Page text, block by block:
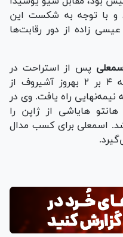
و با توجه به شکست این
زاده از دور رقابت‌ها
پس از استراحت در
دور نخست، در دور دوم با نتیجه ۴ بر ۲ بهروز آشیروف از
راه یافت. وی در
نتیجه ۱۳ بر صفر هانتو هایاشی از ژاپن را
اسمعلی برای کسب مدال